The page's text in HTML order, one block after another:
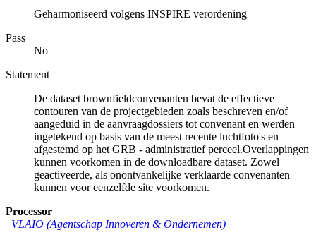
Geharmoniseerd volgens INSPIRE verordening
Pass
No
Statement
De dataset brownfieldconvenanten bevat de effectieve
contouren van de projectgebieden zoals beschreven en/of
aangeduid in de aanvraagdossiers tot convenant en werden
ingetekend op basis van de meest recente luchtfoto's en
afgestemd op het GRB - administratief perceel.Overlappingen
kunnen voorkomen in de downloadbare dataset. Zowel
geactiveerde, als onontvankelijke verklaarde convenanten
kunnen voor eenzelfde site voorkomen.
Processor
VLAIO (Agentschap Innoveren & Ondernemen)